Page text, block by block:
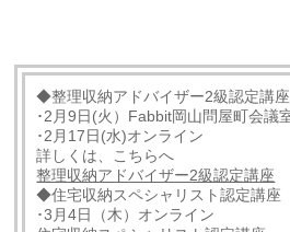
◆整理収納アドバイザー2級認定講
･2月9日(火）Fabbit岡山問屋町会議
･2月17日(水)オンライン
詳しくは、こちらへ
整理収納アドバイザー2級認定講座
◆住宅収納スペシャリスト認定講座
･3月4日（木）オンライン